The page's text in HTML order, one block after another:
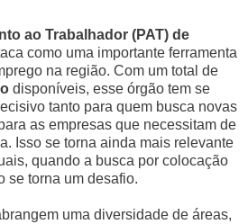
ao Trabalhador (PAT) de
como uma importante ferramenta
na região. Com um total de
disponíveis, esse órgão tem se
tanto para quem busca novas
as empresas que necessitam de
Isso se torna ainda mais relevante
quando a busca por colocação
se torna um desafio.
uma diversidade de áreas,